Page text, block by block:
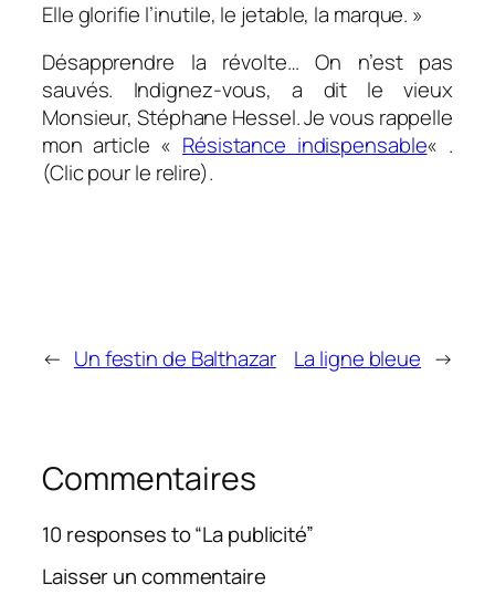
Elle glorifie l’inutile, le jetable, la marque. »
Désapprendre la révolte… On n’est pas
sauvés. Indignez-vous, a dit le vieux
Monsieur, Stéphane Hessel. Je vous rappelle
mon article « Résistance indispensable« .
(Clic pour le relire).
← Un festin de Balthazar La ligne bleue →
Commentaires
10 responses to “La publicité”
Laisser un commentaire